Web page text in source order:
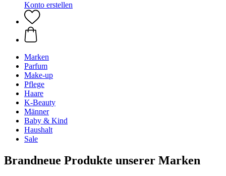
Konto erstellen
Marken
Parfum
Make-up
Pflege
Haare
K-Beauty
Männer
Baby & Kind
Haushalt
Sale
Brandneue Produkte unserer Marken